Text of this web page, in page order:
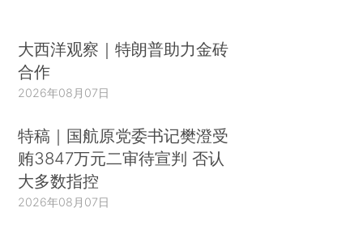
大西洋观察｜特朗普助力金砖
合作
2026年08月07日
特稿｜国航原党委书记樊澄受
贿3847万元二审待宣判 否认
大多数指控
2026年08月07日